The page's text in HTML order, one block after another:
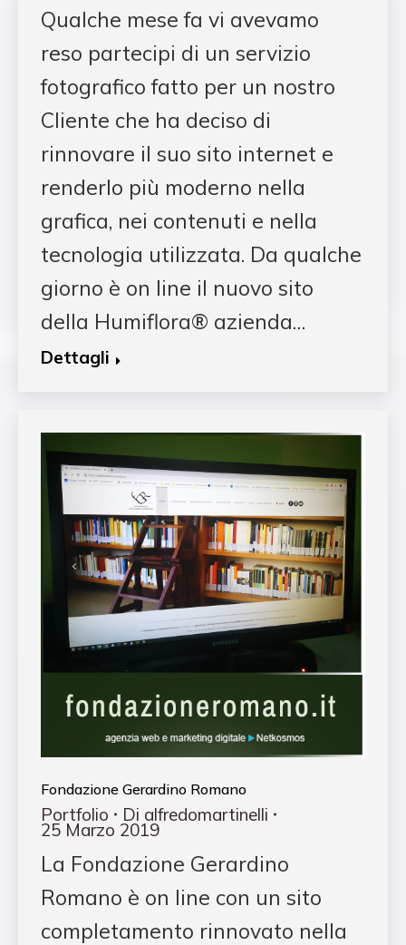
Qualche mese fa vi avevamo
reso partecipi di un servizio
fotografico fatto per un nostro
Cliente che ha deciso di
rinnovare il suo sito internet e
renderlo più moderno nella
grafica, nei contenuti e nella
tecnologia utilizzata. Da qualche
giorno è on line il nuovo sito
della Humiflora® azienda…
Dettagli
Fondazione Gerardino Romano
Portfolio Di alfredomartinelli
25 Marzo 2019
La Fondazione Gerardino
Romano è on line con un sito
completamento rinnovato nella